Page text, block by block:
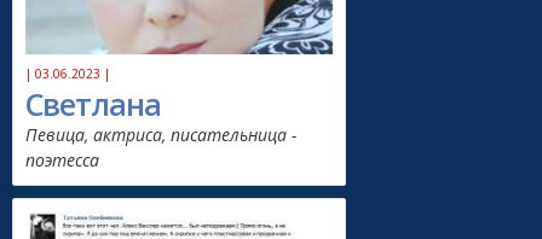
| 03.06.2023 |
Светлана
Певица, актриса, писательница -
поэтесса